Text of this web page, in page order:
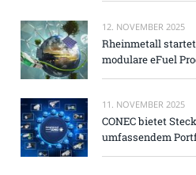
12. NOVEMBER 2025
Rheinmetall
modulare eFuel
11. NOVEMBER 2025
CONEC bietet
umfassendem